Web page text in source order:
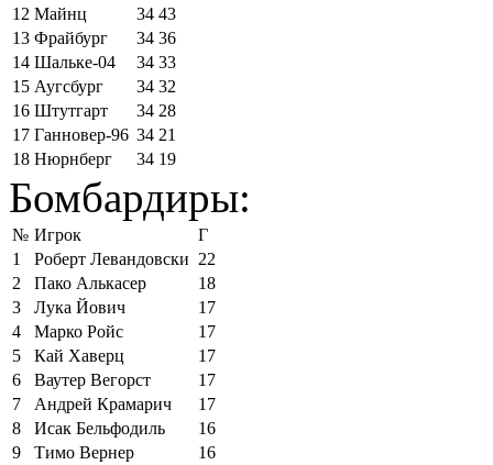
12 Майнц 34 43
13 Фрайбург 34 36
14 Шальке-04 34 33
15 Аугсбург 34 32
16 Штутгарт 34 28
17 Ганновер-96 34 21
18 Нюрнберг 34 19
Бомбардиры:
№ Игрок
Г
1
Роберт Левандовски 22
2
Пако Алькасер
18
3
Лука Йович
17
4
Марко Ройс
17
5
Кай Хаверц
17
6
Ваутер Вегорст
17
7
Андрей Крамарич
17
8
Исак Бельфодиль
16
9
Тимо Вернер
16